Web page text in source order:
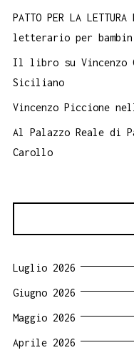
PATTO PER LA
letterario per
Il libro su Vincenzo
Siciliano
Vincenzo Piccione
Al Palazzo Reale di
Carollo
Luglio 2026
Giugno 2026
Maggio 2026
Aprile 2026